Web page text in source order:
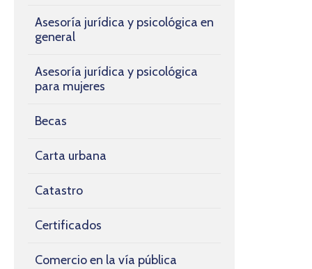
Asesoría jurídica y psicológica en
general
Asesoría jurídica y psicológica
para mujeres
Becas
Carta urbana
Catastro
Certificados
Comercio en la vía pública